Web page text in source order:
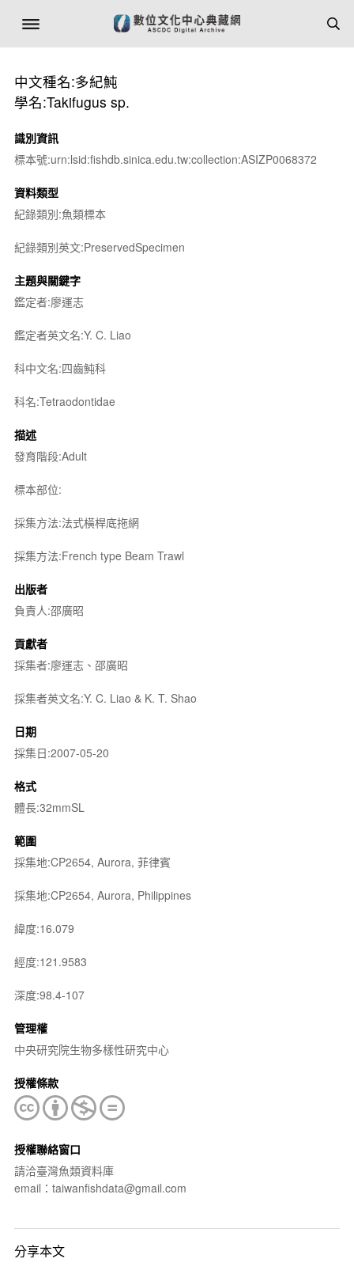
中文種名:多紀魨
學名:Takifugus sp.
識別資訊
標本號:urn:lsid:fishdb.sinica.edu.tw:collection:ASIZP0068372
資料類型
紀錄類別:魚類標本
紀錄類別英文:PreservedSpecimen
主題與關鍵字
鑑定者:廖運志
鑑定者英文名:Y. C. Liao
科中文名:四齒魨科
科名:Tetraodontidae
描述
發育階段:Adult
標本部位:
採集方法:法式橫桿底拖網
採集方法:French type Beam Trawl
出版者
負責人:邵廣昭
貢獻者
採集者:廖運志、邵廣昭
採集者英文名:Y. C. Liao & K. T. Shao
日期
採集日:2007-05-20
格式
體長:32mmSL
範圍
採集地:CP2654, Aurora, 菲律賓
採集地:CP2654, Aurora, Philippines
緯度:16.079
經度:121.9583
深度:98.4-107
管理權
中央研究院生物多樣性研究中心
授權條款
授權聯絡窗口
請洽臺灣魚類資料庫
email：taiwanfishdata@gmail.com
分享本文